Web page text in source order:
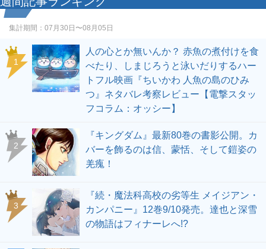
集計期間： 07月30日〜08月05日
1
人の心とか無いんか？ 赤魚の煮付けを食
べたり、しまじろうと泳いだりするハー
トフル映画『ちいかわ 人魚の島のひみ
つ』ネタバレ考察レビュー【電撃スタッ
フコラム：オッシー】
2
『キングダム』最新80巻の書影公開。カ
バーを飾るのは信、蒙恬、そして鎧姿の
羌瘣！
3
『続・魔法科高校の劣等生 メイジアン・
カンパニー』12巻9/10発売。達也と深雪
の物語はフィナーレへ!?